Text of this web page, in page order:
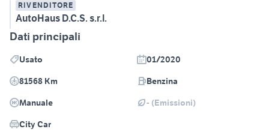
RIVENDITORE
AutoHaus D.C.S. s.r.l.
Dati principali
Usato
01/2020
81568 Km
Benzina
Manuale
- (Emissioni)
City Car